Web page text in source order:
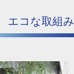
エコな取組